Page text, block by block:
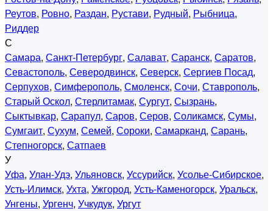
Реутов, Ровно, Раздан, Рустави, Рудный, Рыбница,
Риддер
С
Самара, Санкт-Петербург, Салават, Саранск, Саратов,
Севастополь, Северодвинск, Северск, Сергиев Посад,
Серпухов, Симферополь, Смоленск, Сочи, Ставрополь,
Старый Оскол, Стерлитамак, Сургут, Сызрань,
Сыктывкар, Сарапул, Саров, Серов, Соликамск, Сумы,
Сумгаит, Сухум, Семей, Сороки, Самарканд, Сарань,
Степногорск, Сатпаев
У
Уфа, Улан-Удэ, Ульяновск, Уссурийск, Усолье-Сибирское,
Усть-Илимск, Ухта, Ужгород, Усть-Каменогорск, Уральск,
Унгены, Ургенч, Учкудук, Ургут